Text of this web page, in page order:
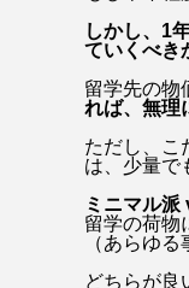
しかし、1
ていくべき
留学先の物
れば、無理
ただし、こ
は、少量で
ミニマル派
留学の荷物
（あらゆ
どちらが良